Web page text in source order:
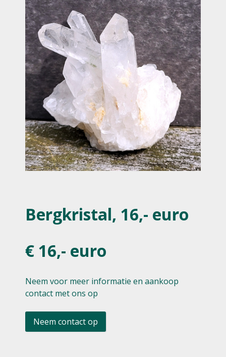
Bergkristal, 16,- euro
€ 16,- euro
Neem voor meer informatie en aankoop
contact met ons op
Neem contact op